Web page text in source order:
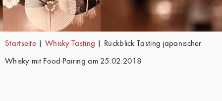
Startseite | Whisky-Tasting | Rückblick Tasting japanischer
Whisky mit Food-Pairing am 25.02.2018